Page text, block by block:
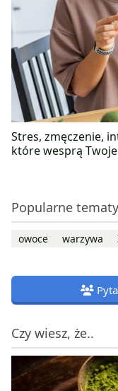
Stres, zmęczenie,
które wesprą
Popularne tematy
owoce warzywa
Czy wiesz, że..